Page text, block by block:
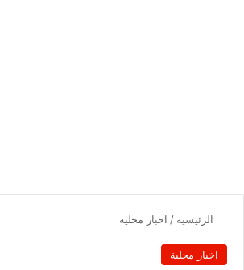
الرئيسية / اخبار محلية
اخبار محلية